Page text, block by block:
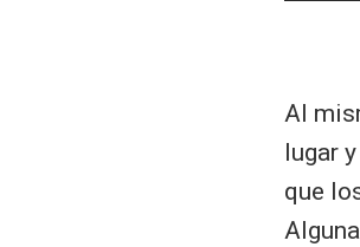
Al
lugar
que